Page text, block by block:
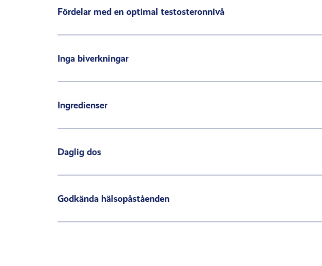
Fördelar med en optimal testosteronnivå
Inga biverkningar
Ingredienser
Daglig dos
Godkända hälsopåståenden